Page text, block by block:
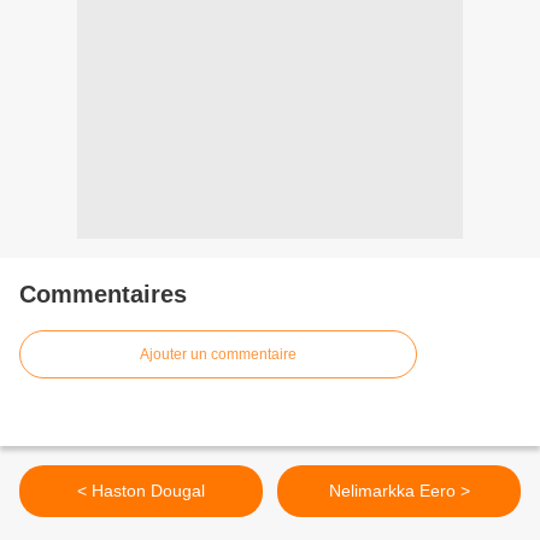
Commentaires
Ajouter un commentaire
< Haston Dougal Nelimarkka Eero >